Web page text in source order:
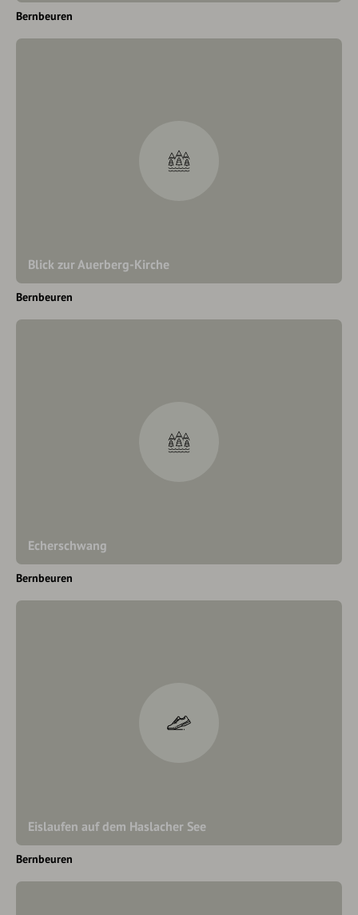
Bernbeuren
Blick zur Auerberg-Kirche
Bernbeuren
Echerschwang
Bernbeuren
Eislaufen auf dem Haslacher See
Bernbeuren